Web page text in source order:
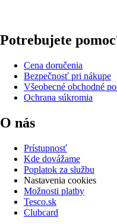
Potrebujete
Cena doručenia
Bezpečnosť pri nákupe
Všeobecné obchodné
Ochrana súkromia
O nás
Prístupnosť
Kde dovážame
Poplatok za službu
Nastavenia cookies
Možnosti platby
Tesco.sk
Clubcard